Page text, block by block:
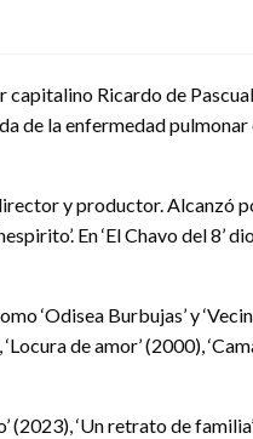
Ricardo de
de la enfermedad
y productor. Alcanzó
En ‘El Chavo del 8’
‘Odisea Burbujas’ y
de amor’ (2000),
‘Un retrato de